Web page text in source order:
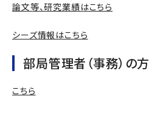
論文等、研究業績はこちら
シーズ情報はこちら
部局管理者（事務）の方
こちら